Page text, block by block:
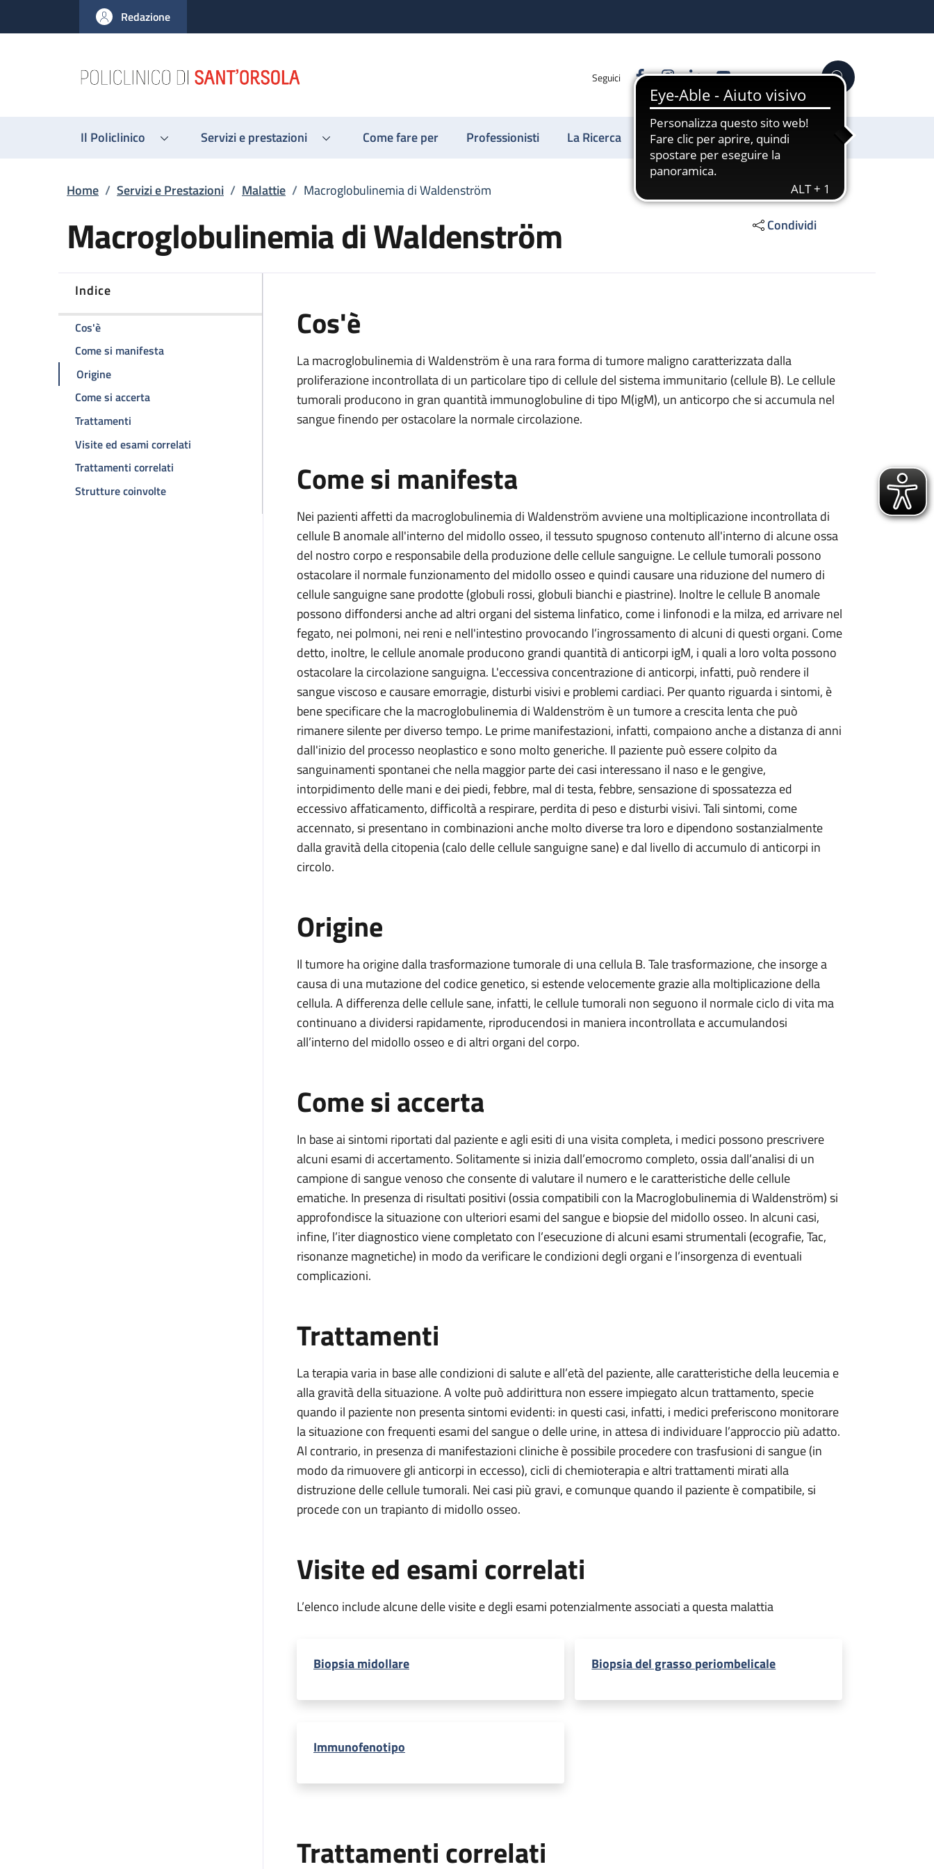
al contenuto principale
to footer content
Redazione
Seguici FacebookInstagram
LinkedinYouTube Cerca
Il Policlinico Servizi e prestazioni Come fare per Professionisti La Ricerca Sostienici
Briciole di pane
Home / Servizi e Prestazioni / Malattie / Macroglobulinemia di Waldenström
Macroglobulinemia di Waldenström Condividi
Indice
Cos'èdella pagina Macroglobulinemia di Waldenström
Come si manifestadella pagina Macroglobulinemia di Waldenström
Originedella pagina Macroglobulinemia di Waldenström
Come si accertadella pagina Macroglobulinemia di Waldenström
Trattamenti della pagina Macroglobulinemia di Waldenström
Visite ed esami correlati
Trattamenti correlati della pagina Macroglobulinemia di Waldenström
Strutture coinvoltedella pagina Macroglobulinemia di Waldenström
Cos'è
La macroglobulinemia di Waldenström è una rara forma di tumore maligno caratterizzata dalla
proliferazione incontrollata di un particolare tipo di cellule del sistema immunitario (cellule B). Le cellule
tumorali producono in gran quantità immunoglobuline di tipo M(igM), un anticorpo che si accumula nel
sangue finendo per ostacolare la normale circolazione.
Come si manifesta
Nei pazienti affetti da macroglobulinemia di Waldenström avviene una moltiplicazione incontrollata di
cellule B anomale all'interno del midollo osseo, il tessuto spugnoso contenuto all'interno di alcune ossa
del nostro corpo e responsabile della produzione delle cellule sanguigne. Le cellule tumorali possono
ostacolare il normale funzionamento del midollo osseo e quindi causare una riduzione del numero di
cellule sanguigne sane prodotte (globuli rossi, globuli bianchi e piastrine). Inoltre le cellule B anomale
possono diffondersi anche ad altri organi del sistema linfatico, come i linfonodi e la milza, ed arrivare nel
fegato, nei polmoni, nei reni e nell'intestino provocando l’ingrossamento di alcuni di questi organi. Come
detto, inoltre, le cellule anomale producono grandi quantità di anticorpi igM, i quali a loro volta possono
ostacolare la circolazione sanguigna. L'eccessiva concentrazione di anticorpi, infatti, può rendere il
sangue viscoso e causare emorragie, disturbi visivi e problemi cardiaci. Per quanto riguarda i sintomi, è
bene specificare che la macroglobulinemia di Waldenström è un tumore a crescita lenta che può
rimanere silente per diverso tempo. Le prime manifestazioni, infatti, compaiono anche a distanza di anni
dall'inizio del processo neoplastico e sono molto generiche. Il paziente può essere colpito da
sanguinamenti spontanei che nella maggior parte dei casi interessano il naso e le gengive,
intorpidimento delle mani e dei piedi, febbre, mal di testa, febbre, sensazione di spossatezza ed
eccessivo affaticamento, difficoltà a respirare, perdita di peso e disturbi visivi. Tali sintomi, come
accennato, si presentano in combinazioni anche molto diverse tra loro e dipendono sostanzialmente
dalla gravità della citopenia (calo delle cellule sanguigne sane) e dal livello di accumulo di anticorpi in
circolo.
Origine
Il tumore ha origine dalla trasformazione tumorale di una cellula B. Tale trasformazione, che insorge a
causa di una mutazione del codice genetico, si estende velocemente grazie alla moltiplicazione della
cellula. A differenza delle cellule sane, infatti, le cellule tumorali non seguono il normale ciclo di vita ma
continuano a dividersi rapidamente, riproducendosi in maniera incontrollata e accumulandosi
all’interno del midollo osseo e di altri organi del corpo.
Come si accerta
In base ai sintomi riportati dal paziente e agli esiti di una visita completa, i medici possono prescrivere
alcuni esami di accertamento. Solitamente si inizia dall’emocromo completo, ossia dall’analisi di un
campione di sangue venoso che consente di valutare il numero e le caratteristiche delle cellule
ematiche. In presenza di risultati positivi (ossia compatibili con la Macroglobulinemia di Waldenström) si
approfondisce la situazione con ulteriori esami del sangue e biopsie del midollo osseo. In alcuni casi,
infine, l’iter diagnostico viene completato con l’esecuzione di alcuni esami strumentali (ecografie, Tac,
risonanze magnetiche) in modo da verificare le condizioni degli organi e l’insorgenza di eventuali
complicazioni.
Trattamenti
La terapia varia in base alle condizioni di salute e all’età del paziente, alle caratteristiche della leucemia e
alla gravità della situazione. A volte può addirittura non essere impiegato alcun trattamento, specie
quando il paziente non presenta sintomi evidenti: in questi casi, infatti, i medici preferiscono monitorare
la situazione con frequenti esami del sangue o delle urine, in attesa di individuare l’approccio più adatto.
Al contrario, in presenza di manifestazioni cliniche è possibile procedere con trasfusioni di sangue (in
modo da rimuovere gli anticorpi in eccesso), cicli di chemioterapia e altri trattamenti mirati alla
distruzione delle cellule tumorali. Nei casi più gravi, e comunque quando il paziente è compatibile, si
procede con un trapianto di midollo osseo.
Visite ed esami correlati
L’elenco include alcune delle visite e degli esami potenzialmente associati a questa malattia
Biopsia midollare Biopsia del grasso periombelicale
Immunofenotipo
Trattamenti correlati